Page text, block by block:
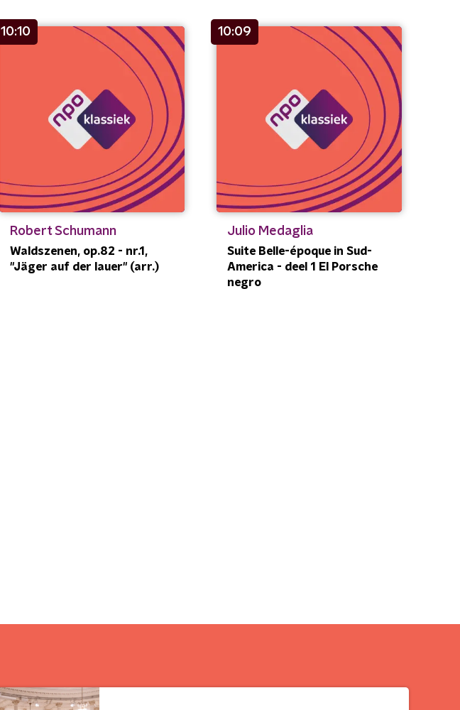
10:10
Robert Schumann
Waldszenen, op.82 - nr.1,
"Jäger auf der lauer" (arr.)
10:09
Julio Medaglia
Suite Belle-époque in Sud-
America - deel 1 El Porsche
negro